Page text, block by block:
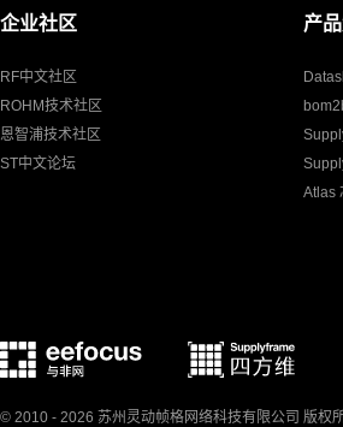
企业社区
RF中文社区
ROHM技术社区
恩智浦技术社区
ST中文论坛
产
Atlas
© 2010 - 2026 苏州灵动帧格网络科技有限公司 版权